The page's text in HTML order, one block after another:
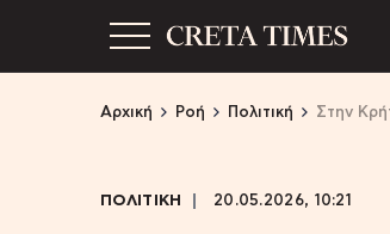
Αρχική Ροή Πολιτική Στην
ΠΟΛΙΤΙΚΗ 20.05.2026, 10:21